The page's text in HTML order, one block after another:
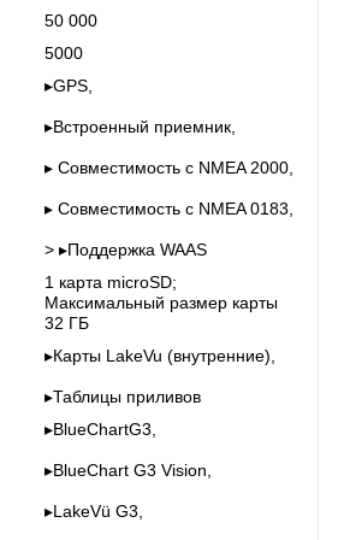
50 000
5000
▸GPS,
▸Встроенный приемник,
▸ Совместимость с NMEA 2000,
▸ Совместимость с NMEA 0183,
> ▸Поддержка WAAS
1 карта microSD;
Максимальный размер карты
32 ГБ
▸Карты LakeVu (внутренние),
▸Таблицы приливов
▸BlueChartG3,
▸BlueChart G3 Vision,
▸LakeVü G3,